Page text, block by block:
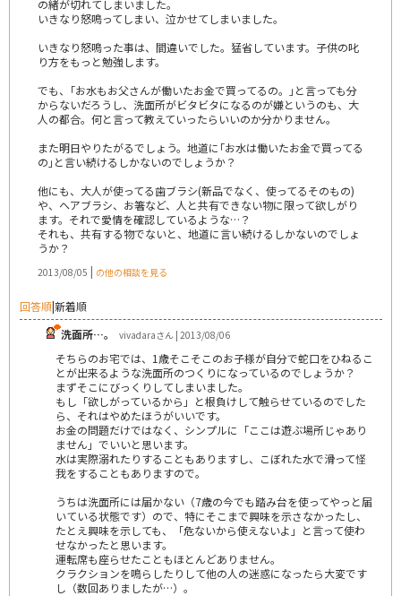
の緒が切れてしまいました。
いきなり怒鳴ってしまい、泣かせてしまいました。
いきなり怒鳴った事は、間違いでした。猛省しています。子供の叱
り方をもっと勉強します。
でも、｢お水もお父さんが働いたお金で買ってるの。｣と言っても分
からないだろうし、洗面所がビタビタになるのが嫌というのも、大
人の都合。何と言って教えていったらいいのか分かりません。
また明日やりたがるでしょう。地道に｢お水は働いたお金で買ってる
の｣と言い続けるしかないのでしょうか？
他にも、大人が使ってる歯ブラシ(新品でなく、使ってるそのもの)
や、ヘアブラシ、お箸など、人と共有できない物に限って欲しがり
ます。それで愛情を確認しているような…？
それも、共有する物でないと、地道に言い続けるしかないのでしょ
うか？
2013/08/05 | の他の相談を見る
回答順|新着順
洗面所…。
vivadaraさん | 2013/08/06
そちらのお宅では、1歳そこそこのお子様が自分で蛇口をひねるこ
とが出来るような洗面所のつくりになっているのでしょうか？
まずそこにびっくりしてしまいました。
もし「欲しがっているから」と根負けして触らせているのでした
ら、それはやめたほうがいいです。
お金の問題だけではなく、シンプルに「ここは遊ぶ場所じゃあり
ません」でいいと思います。
水は実際溺れたりすることもありますし、こぼれた水で滑って怪
我をすることもありますので。
うちは洗面所には届かない（7歳の今でも踏み台を使ってやっと届
いている状態です）ので、特にそこまで興味を示さなかったし、
たとえ興味を示しても、「危ないから使えないよ」と言って使わ
せなかったと思います。
運転席も座らせたこともほとんどありません。
クラクションを鳴らしたりして他の人の迷惑になったら大変です
し（数回ありましたが…）。